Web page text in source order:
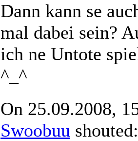
Dann kann se
mal dabei sein?
ich ne Untote
^_^
On 25.09.2008,
Swoobuu